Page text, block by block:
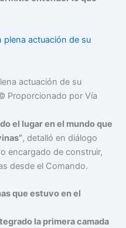
actuación de su
Proporcionado por Vía
el lugar en el mundo que
, detalló en diálogo
encargado de construir,
desde el Comando.
que estuvo en el
la primera camada